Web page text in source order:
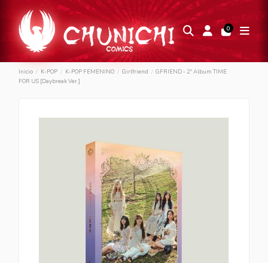
0
Inicio K-POP K-POP FEMENINO Girlfriend
GFRIEND - 2º Album TIME
FOR US [Daybreak Ver.]